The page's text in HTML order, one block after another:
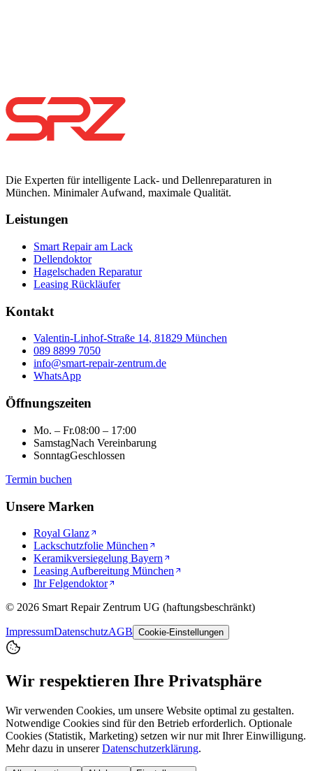
Online Termin buchen089 8899 7050
Die Experten für intelligente Lack- und Dellenreparaturen in
München. Minimaler Aufwand, maximale Qualität.
Leistungen
Smart Repair am Lack
Dellendoktor
Hagelschaden Reparatur
Leasing Rückläufer
Kontakt
Valentin-Linhof-Straße 14, 81829 München
089 8899 7050
info@smart-repair-zentrum.de
WhatsApp
Öffnungszeiten
Mo. – Fr.08:00 – 17:00
SamstagNach Vereinbarung
SonntagGeschlossen
Termin buchen
Unsere Marken
Royal Glanz
Lackschutzfolie München
Keramikversiegelung Bayern
Leasing Aufbereitung München
Ihr Felgendoktor
© 2026 Smart Repair Zentrum UG (haftungsbeschränkt)
ImpressumDatenschutzAGB Cookie-Einstellungen
Wir respektieren Ihre Privatsphäre
Wir verwenden Cookies, um unsere Website optimal zu gestalten.
Notwendige Cookies sind für den Betrieb erforderlich. Optionale
Cookies (Statistik, Marketing) setzen wir nur mit Ihrer Einwilligung.
Mehr dazu in unserer Datenschutzerklärung.